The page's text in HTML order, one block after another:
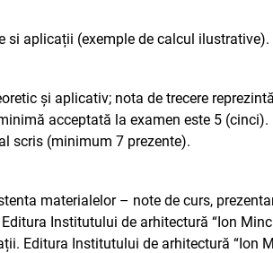
si aplicații (exemple de calcul ilustrative).
și aplicativ; nota de trecere
acceptată la examen este 5
scris (minimum 7 prezente).
materialelor – note de curs,
Institutului de arhitectură “Ion
Editura Institutului de arhitectură “Ion